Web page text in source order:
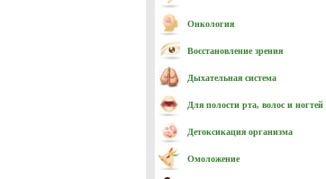
Онкология
Восстановление зрения
Дыхательная система
Для полости рта, волос и ногтей
Детоксикация организма
Омоложение